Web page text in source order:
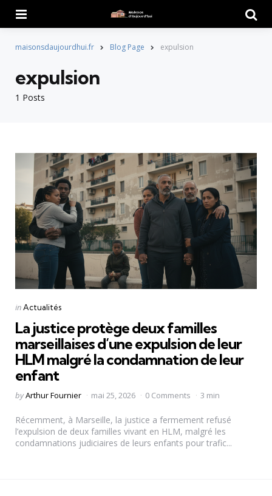
maisonsdaujourdhui.fr Blog Page expulsion
1 Posts
expulsion
Categories
Posted
inActualités
La justice protège deux familles
marseillaises d’une expulsion de leur
HLM malgré la condamnation de leur
enfant
Posted
byArthur Fournier mai 25, 2026 0 Comments 3 min
Récemment, à Marseille, la justice a fermement refusé
l’expulsion de deux familles vivant en HLM, malgré les
condamnations judiciaires de leurs enfants pour trafic...